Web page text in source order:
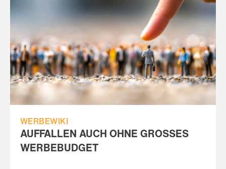
WERBEWIKI
AUFFALLEN AUCH OHNE GROSSES
WERBEBUDGET